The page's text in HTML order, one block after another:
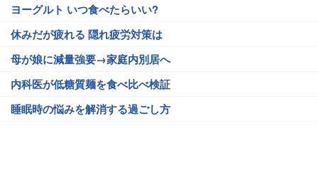
ヨーグルト いつ食べたらいい?
休みだが疲れる 隠れ疲労対策は
母が娘に減量強要→家庭内別居へ
内科医が低糖質麺を食べ比べ検証
睡眠時の悩みを解消する過ごし方